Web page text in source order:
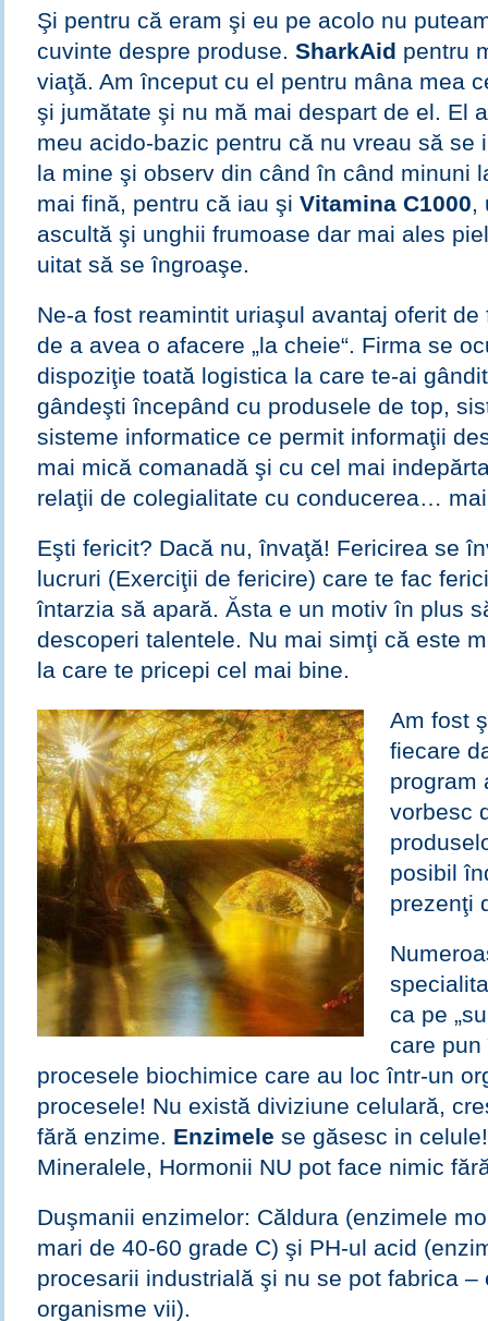
Şi pentru că eram şi eu pe acolo nu
cuvinte despre produse. SharkAid pentru
viaţă. Am început cu el pentru mâna mea
şi jumătate şi nu mă mai despart de el. El
meu acido-bazic pentru că nu vreau să se
la mine şi observ din când în când minuni
mai fină, pentru că iau şi Vitamina C1000,
ascultă şi unghii frumoase dar mai ales
uitat să se îngroaşe.
Ne-a fost reamintit uriaşul avantaj oferit
de a avea o afacere „la cheie“. Firma se
dispoziţie toată logistica la care te-ai
gândeşti începând cu produsele de top,
sisteme informatice ce permit informaţii
mai mică comanadă şi cu cel mai
relaţii de colegialitate cu conducerea…
Eşti fericit? Dacă nu, învaţă! Fericirea se
lucruri (Exerciţii de fericire) care te fac
întarzia să apară. Ăsta e un motiv în plus
descoperi talentele. Nu mai simţi că este
la care te pricepi cel mai bine.
Am fost
fiecare
program
vorbesc
posibil
prezenţi
ca pe
care pun
procesele biochimice care au loc într-un
procesele! Nu există diviziune celulară,
fără enzime. Enzimele se găsesc in
Mineralele, Hormonii NU pot face nimic
Duşmanii enzimelor: Căldura (enzimele
mari de 40-60 grade C) şi PH-ul acid
procesarii industrială şi nu se pot fabrica –
organisme vii).